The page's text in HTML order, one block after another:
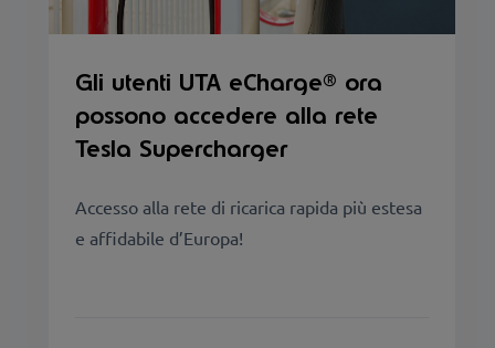
Gli utenti UTA eCharge® ora
possono accedere alla rete
Tesla Supercharger
Accesso alla rete di ricarica rapida più estesa
e affidabile d’Europa!